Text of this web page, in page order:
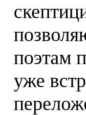
поэтам
уже